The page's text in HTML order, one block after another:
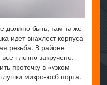
должно быть, там та же
идет внахлест корпуса
резьба. В районе
плотно закручено.
протечку в «узком
микро-юсб порта.